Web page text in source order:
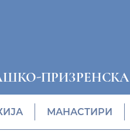
ПРИЗРЕНСКА
МАНАСТИРИ